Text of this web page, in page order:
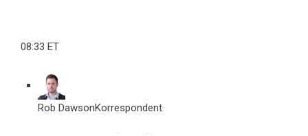
08:33 ET
Rob DawsonKorrespondent